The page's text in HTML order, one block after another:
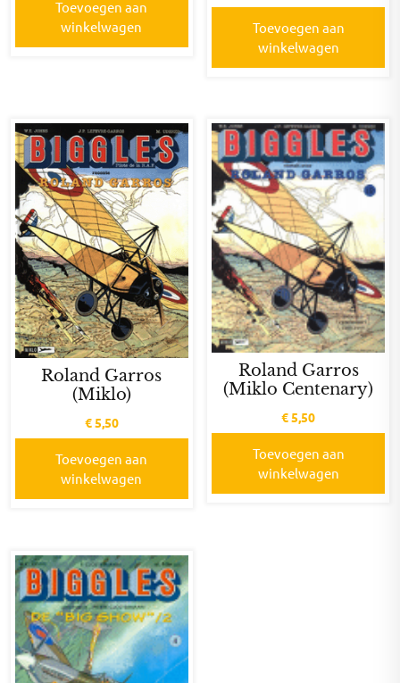
Toevoegen aan
winkelwagen
Toevoegen aan
winkelwagen
Roland Garros
(Miklo)
€5,50
Toevoegen aan
winkelwagen
Roland Garros
(Miklo Centenary)
€5,50
Toevoegen aan
winkelwagen